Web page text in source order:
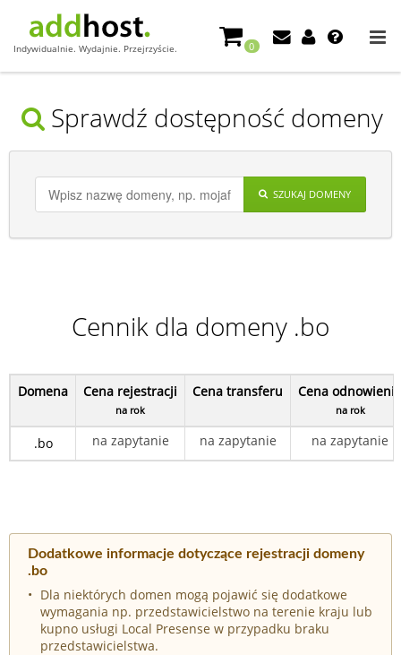
Indywidualnie. Wydajnie. Przejrzyście. 0
Sprawdź dostępność domeny
SZUKAJ DOMENY
Cennik dla domeny .bo
Domena Cena rejestracji
na rok
Cena transferu Cena odnowienia
na rok
.bo na zapytanie na zapytanie na zapytanie
Dodatkowe informacje dotyczące rejestracji domeny
.bo
Dla niektórych domen mogą pojawić się dodatkowe
wymagania np. przedstawicielstwo na terenie kraju lub
kupno usługi Local Presense w przypadku braku
przedstawicielstwa.